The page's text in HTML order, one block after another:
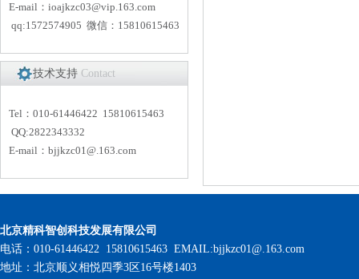
E-mail： ioajkzc03@vip.163.com
qq:1572574905 微信：15810615463
技术支持 Contact
Tel：010-61446422 15810615463
QQ:2822343332
E-mail： bjjkzc01@.163.com
北京精科智创科技发展有限公司
电话：010-61446422 15810615463 EMAIL:bjjkzc01@.163.com
地址：北京顺义相悦四季3区16号楼1403